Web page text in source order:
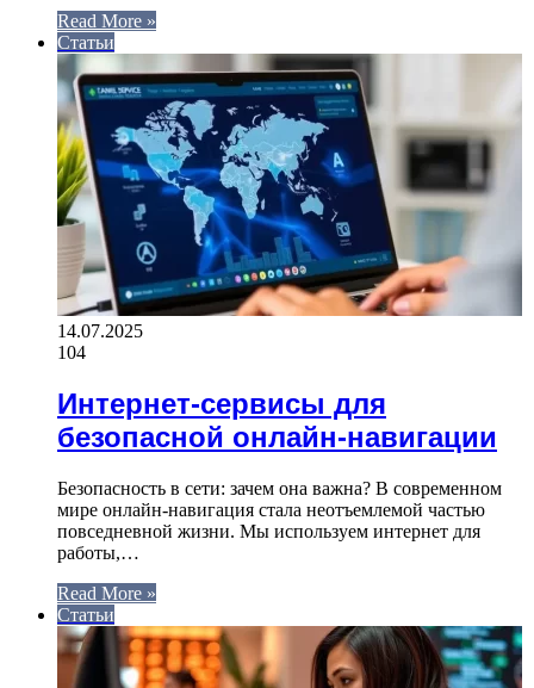
Read More »
Статьи
14.07.2025
104
Интернет-сервисы для
безопасной онлайн-навигации
Безопасность в сети: зачем она важна? В современном
мире онлайн-навигация стала неотъемлемой частью
повседневной жизни. Мы используем интернет для
работы,…
Read More »
Статьи